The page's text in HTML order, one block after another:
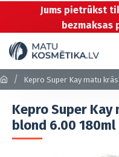
Jums pietrūkst
bezmaksas
Kepro Super Kay matu
Kepro Super Kay
blond 6.00 180ml